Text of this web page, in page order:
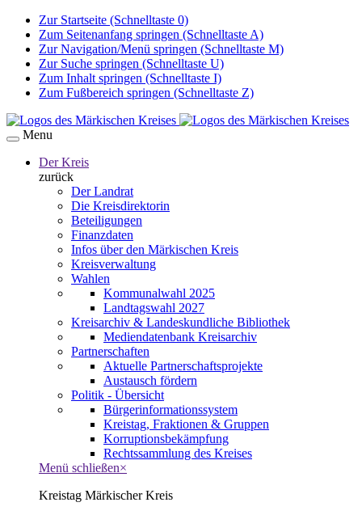
Zur Startseite (Schnelltaste 0)
Zum Seitenanfang springen (Schnelltaste A)
Zur Navigation/Menü springen (Schnelltaste M)
Zur Suche springen (Schnelltaste U)
Zum Inhalt springen (Schnelltaste I)
Zum Fußbereich springen (Schnelltaste Z)
Menu
Der Kreis
zurück
Der Landrat
Die Kreisdirektorin
Beteiligungen
Finanzdaten
Infos über den Märkischen Kreis
Kreisverwaltung
Wahlen
Kommunalwahl 2025
Landtagswahl 2027
Kreisarchiv & Landeskundliche Bibliothek
Mediendatenbank Kreisarchiv
Partnerschaften
Aktuelle Partnerschaftsprojekte
Austausch fördern
Politik - Übersicht
Bürgerinformationssystem
Kreistag, Fraktionen & Gruppen
Korruptionsbekämpfung
Rechtssammlung des Kreises
Menü schließen×
Kreistag Märkischer Kreis